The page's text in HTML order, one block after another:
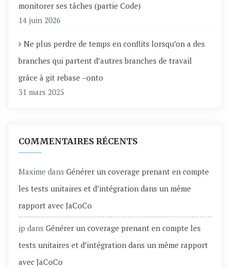
monitorer ses tâches (partie Code)
14 juin 2026
Ne plus perdre de temps en conflits lorsqu’on a des
branches qui partent d’autres branches de travail
grâce à git rebase –onto
31 mars 2025
COMMENTAIRES RÉCENTS
Maxime dans Générer un coverage prenant en compte
les tests unitaires et d’intégration dans un même
rapport avec JaCoCo
jp dans Générer un coverage prenant en compte les
tests unitaires et d’intégration dans un même rapport
avec JaCoCo